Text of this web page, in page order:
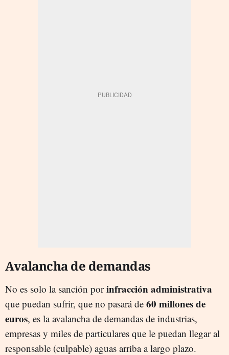
Avalancha de demandas
No es solo la sanción porinfracción administrativa
que puedan sufrir, que no pasará de 60 millones de
euros, es la avalancha de demandas de industrias,
empresas y miles de particulares que le puedan llegar al
responsable (culpable) aguas arriba a largo plazo.